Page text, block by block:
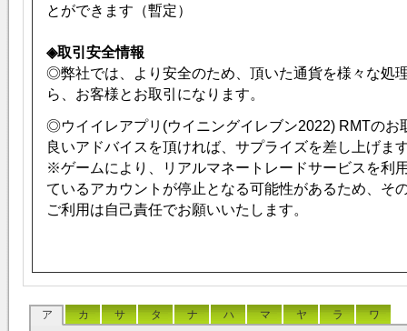
とができます（暫定）
◈取引安全情報
◎弊社では、より安全のため、頂いた通貨を様々な処
ら、お客様とお取引になります。
◎ウイイレアプリ(ウイニングイレブン2022) RMTのお
良いアドバイスを頂ければ、サプライズを差し上げま
※ゲームにより、リアルマネートレードサービスを利
ているアカウントが停止となる可能性があるため、そ
ご利用は自己責任でお願いいたします。
ア カ サ タ ナ ハ マ ヤ ラ ワ